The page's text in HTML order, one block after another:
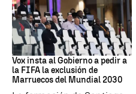
Mundial 2030
Vox insta al Gobierno a pedir a
la FIFA la exclusión de
Marruecos del Mundial 2030